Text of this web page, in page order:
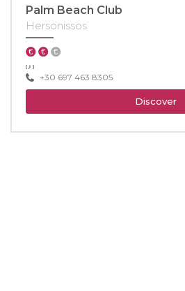
Palm Beach Club
Hersonissos
+30 697 463 8305
Discover